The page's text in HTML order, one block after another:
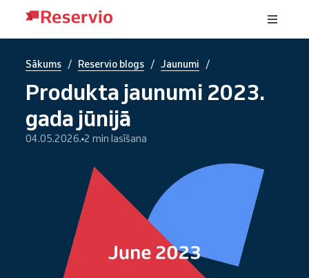
Sākums / Reservio blogs / Jaunumi /
Produkta jaunumi 2023.
gada jūnijā
04.05.2026. 2 min lasīšana